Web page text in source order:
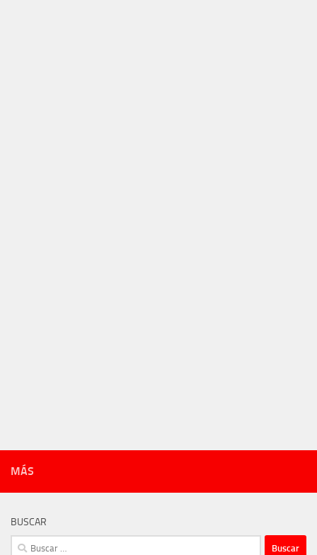
MÁS
BUSCAR
Buscar: